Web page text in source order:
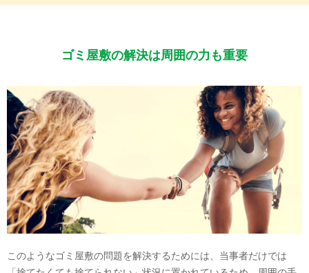
ゴミ屋敷の解決は周囲の力も重要
このようなゴミ屋敷の問題を解決するためには、当事者だけでは